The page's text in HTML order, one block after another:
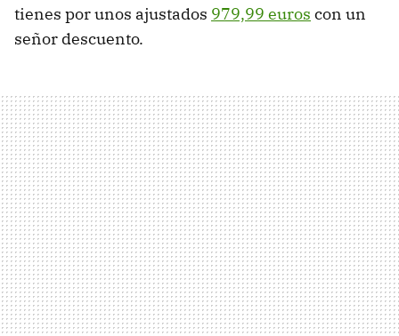
tienes por unos ajustados 979,99 euros con un
señor descuento.